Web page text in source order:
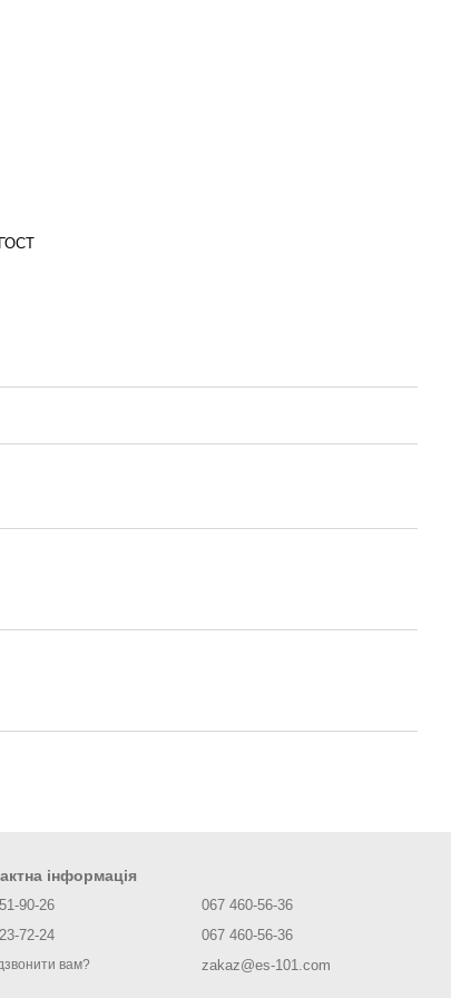
інформація
90-26
72-24
вам?
067 460-56-36
067 460-56-36
zakaz@es-101.com